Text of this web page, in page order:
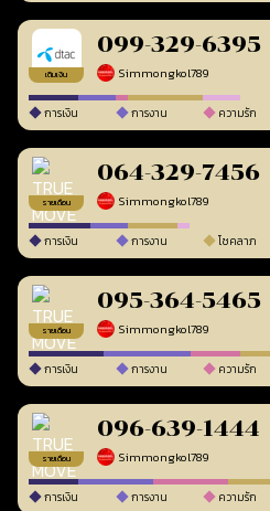
เติมเงิน
099-329-6395
Simmongkol789
การเงิน การงาน ความรัก
รายเดือน
064-329-7456
Simmongkol789
การเงิน การงาน โชคลาภ
รายเดือน
095-364-5465
Simmongkol789
การเงิน การงาน ความรัก
รายเดือน
096-639-1444
Simmongkol789
การเงิน การงาน ความรัก